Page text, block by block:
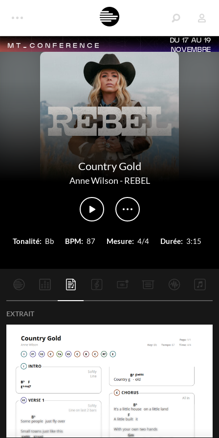
DU 17 AU 19
NOVEMBRE
Country Gold
Anne Wilson-REBEL
Tonalité: Bb BPM: 87 Mesure: 4/4 Durée: 3:15
EXTRAIT